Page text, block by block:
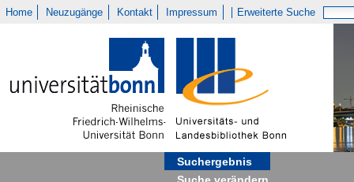
Home Neuzugänge Kontakt Impressum Erweiterte Suche
Suchergebnis